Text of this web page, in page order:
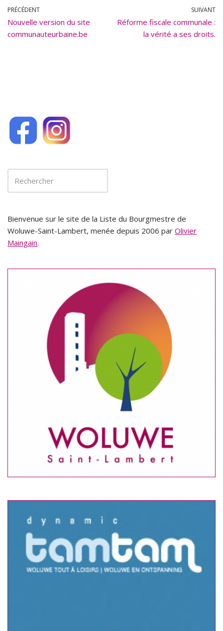
b
o
o
PRÉCÉDENT
Nouvelle version du site
communauteurbaine.be
SUIVANT
Réforme fiscale communale :
la vérité a ses droits.
Bienvenue sur le site de la Liste du Bourgmestre de
Woluwe-Saint-Lambert, menée depuis 2006 par Olivier
Maingain.